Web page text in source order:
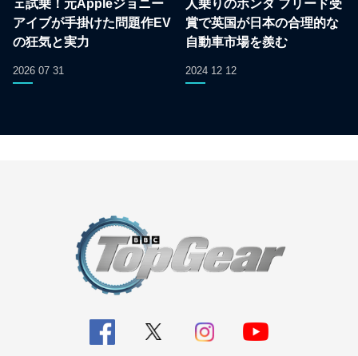
ェ試乗！元Appleジョニー
アイブが手掛けた問題作EV
の狂気と実力
2026 07 31
人乗りのホンダ フリード受
賞で英国が日本の合理的な
自動車市場を羨む
2024 12 12